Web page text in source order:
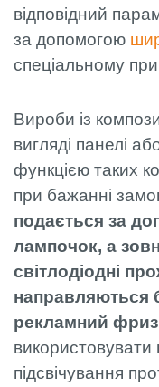
відповідний
за допомогою
спеціальному
Вироби із
вигляді панелі
функцією таких
при бажанні
подається за
лампочок, а
світлодіодні
направляються
рекламний
використовувати
підсвічування